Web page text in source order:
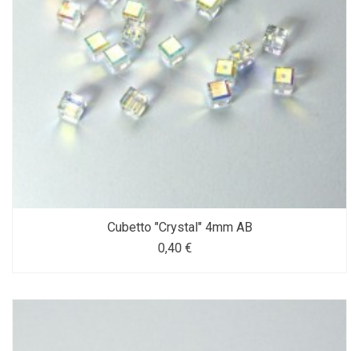
Cubetto "Crystal" 4mm AB
0,40 €